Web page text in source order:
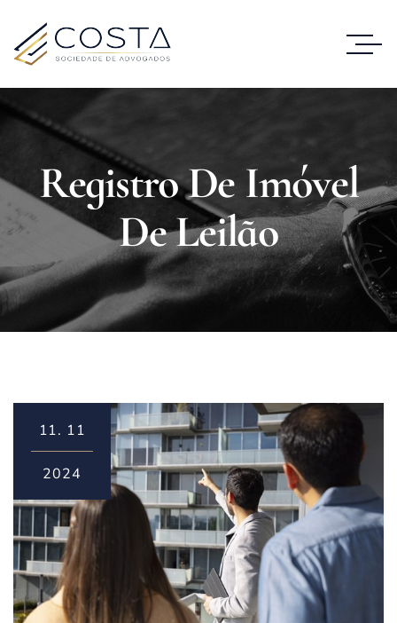
Registro De Imóvel
De Leilão
11. 11
2024